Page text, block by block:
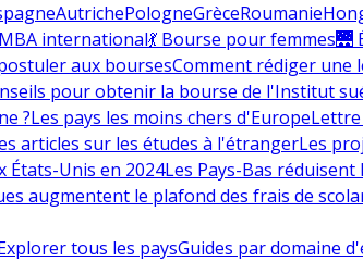
AutrichePologneGrèceRoumanie
international💃 Bourse pour femmes🌉
aux boursesComment rédiger une
pour obtenir la bourse de l'Institut
?Les pays les moins chers d'Europe
articles sur les études à l'étrangerLes
États-Unis en 2024Les Pays-Bas
augmentent le plafond des frais de
tous les paysGuides par domaine